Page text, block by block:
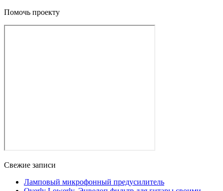
Помочь проекту
Свежие записи
Ламповый микрофонный предусилитель